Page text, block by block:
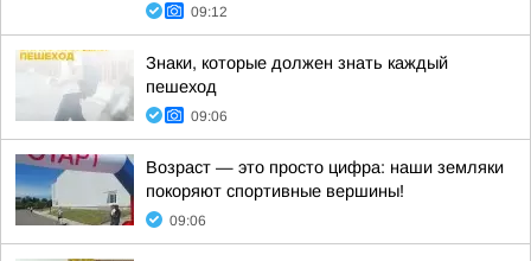
09:12
Знаки, которые должен знать каждый
пешеход
09:06
Возраст — это просто цифра: наши земляки
покоряют спортивные вершины!
09:06